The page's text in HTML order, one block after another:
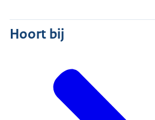
Hoort bij